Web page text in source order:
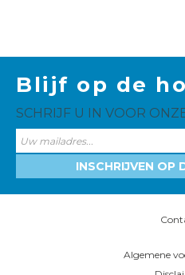
Blijf op de
SCHRIJF U IN VOOR
INSCHRIJVEN OP
Algemene